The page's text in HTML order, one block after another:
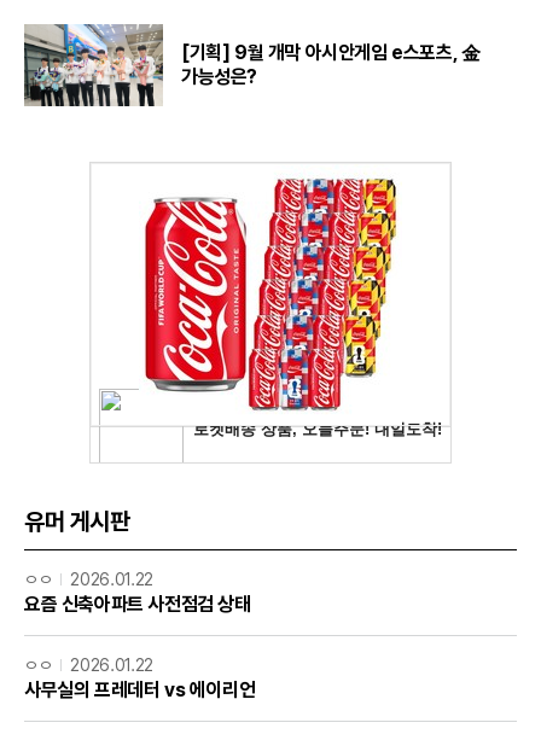
[기획] 9월 개막 아시안게임 e스포츠, 金
가능성은?
유머 게시판
ㅇㅇ 2026.01.22
요즘 신축아파트 사전점검 상태
ㅇㅇ 2026.01.22
사무실의 프레데터 vs 에이리언